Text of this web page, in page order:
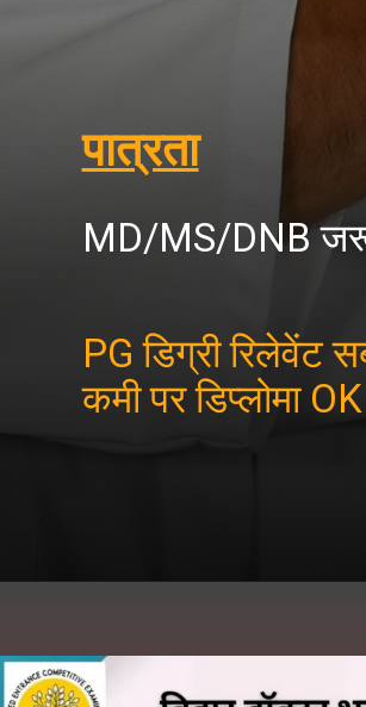
पात्रता
MD/MS/DNB
PG डिग्री रिलेवेंट
कमी पर डिप्लोमा OK